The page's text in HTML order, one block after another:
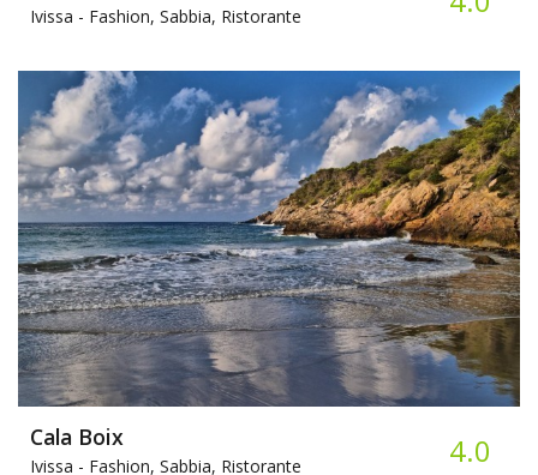
Ivissa - Fashion, Sabbia, Ristorante
Cala Boix
Ivissa - Fashion, Sabbia, Ristorante 4.0